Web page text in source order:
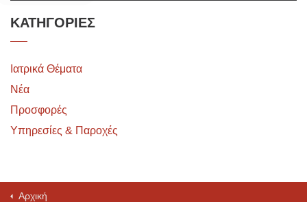
ΚΑΤΗΓΟΡΙΕΣ
Ιατρικά Θέματα
Νέα
Προσφορές
Υπηρεσίες & Παροχές
Αρχική